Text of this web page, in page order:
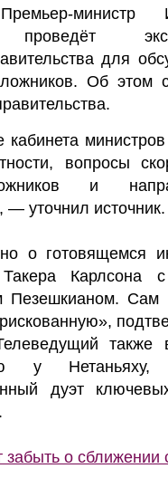
министр
для
Об этом
вопросы
и
— уточнил источник.
о готовящемся
Такера Карлсона
Пезешкианом. Сам
также
у Нетаньяху,
дуэт
забыть о